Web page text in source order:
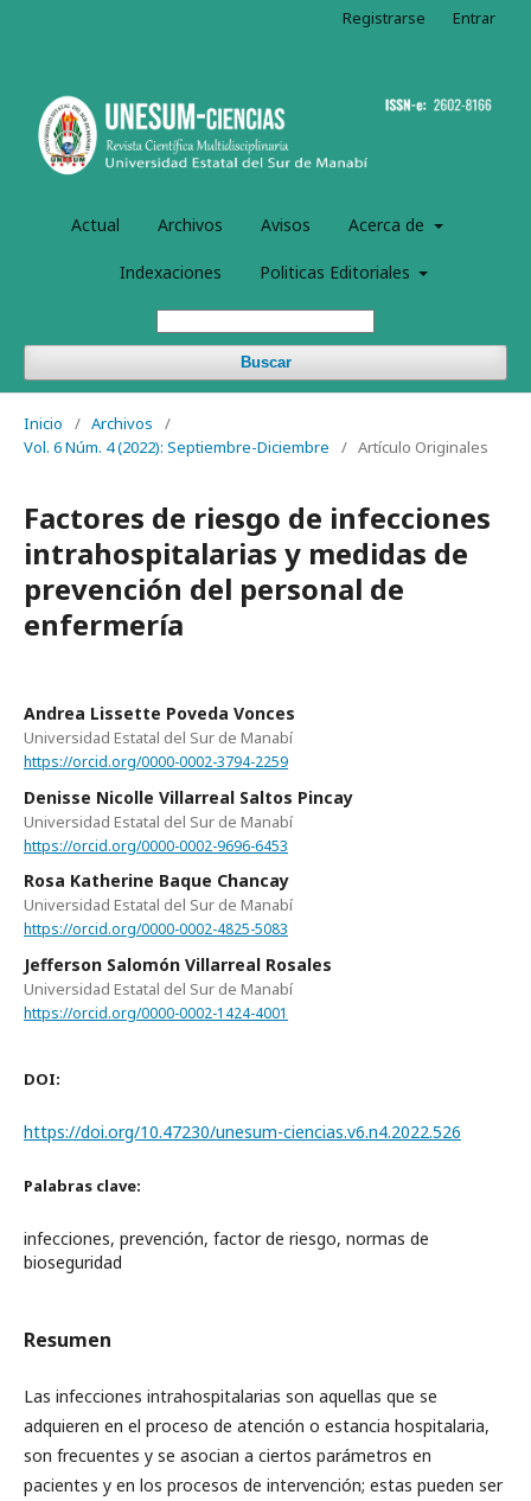
Actual Archivos Avisos Acerca de
Indexaciones Politicas Editoriales
Buscar
Registrarse Entrar
Inicio / Archivos
/
Vol. 6 Núm. 4 (2022): Septiembre-Diciembre
/ Artículo Originales
Factores de riesgo de infecciones
intrahospitalarias y medidas de
prevención del personal de
enfermería
Andrea Lissette Poveda Vonces
Universidad Estatal del Sur de Manabí
https://orcid.org/0000-0002-3794-2259
Denisse Nicolle Villarreal Saltos Pincay
Universidad Estatal del Sur de Manabí
https://orcid.org/0000-0002-9696-6453
Rosa Katherine Baque Chancay
Universidad Estatal del Sur de Manabí
https://orcid.org/0000-0002-4825-5083
Jefferson Salomón Villarreal Rosales
Universidad Estatal del Sur de Manabí
https://orcid.org/0000-0002-1424-4001
DOI:
https://doi.org/10.47230/unesum-ciencias.v6.n4.2022.526
Palabras clave:
infecciones, prevención, factor de riesgo, normas de
bioseguridad
Resumen
Las infecciones intrahospitalarias son aquellas que se
adquieren en el proceso de atención o estancia hospitalaria,
son frecuentes y se asocian a ciertos parámetros en
pacientes y en los procesos de intervención; estas pueden ser